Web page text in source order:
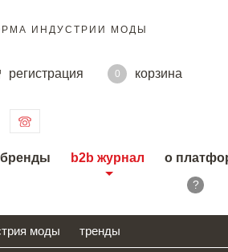
ИНДУСТРИИ МОДЫ
регистрация 0
корзина
бренды b2b журнал о
?
моды тренды